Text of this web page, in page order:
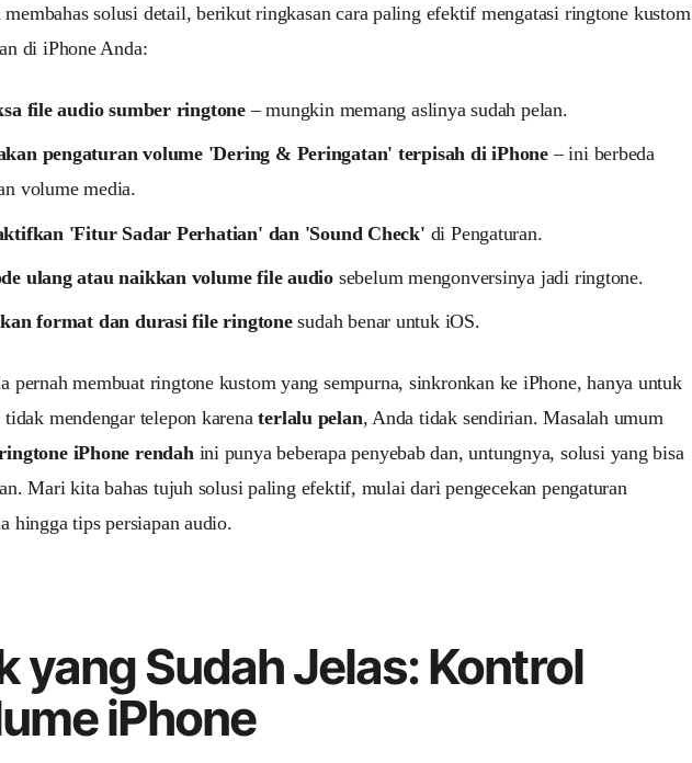
membahas solusi detail, berikut ringkasan cara paling efektif mengatasi ringtone kustom
di iPhone Anda:
file audio sumber ringtone– mungkin memang aslinya sudah pelan.
pengaturan volume 'Dering & Peringatan' terpisah di iPhone – ini berbeda
volume media.
'Fitur Sadar Perhatian' dan 'Sound Check' di Pengaturan.
ulang atau naikkan volume file audio sebelum mengonversinya jadi ringtone.
format dan durasi file ringtonesudah benar untuk iOS.
pernah membuat ringtone kustom yang sempurna, sinkronkan ke iPhone, hanya untuk
mendengar telepon karenaterlalu pelan, Anda tidak sendirian. Masalah umum
iPhone rendahini punya beberapa penyebab dan, untungnya, solusi yang bisa
Mari kita bahas tujuh solusi paling efektif, mulai dari pengecekan pengaturan
hingga tips persiapan audio.
yang Sudah Jelas: Kontrol
iPhone